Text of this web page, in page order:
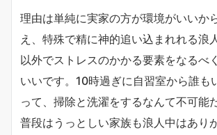
理由は単純に実家の方が環境がいいか
え、特殊で精に神的追い込まれれる浪
以外でストレスのかかる要素をなるべ
いいです。10時過ぎに自習室から誰も
って、掃除と洗濯をするなんて不可能
普段はうっとしい家族も浪人中はあり